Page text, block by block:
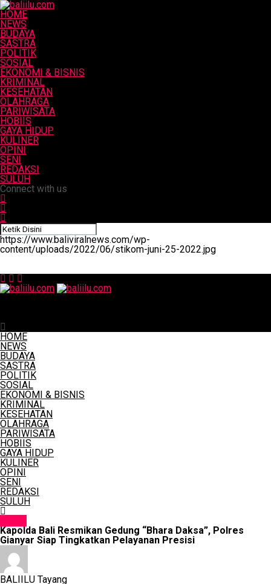
HOME
NEWS
BUDAYA
SASTRA
POLITIK
SOSIAL
EKONOMI & BISNIS
KRIMINAL
KESEHATAN
OLAHRAGA
PARIWISATA
HOBIIS
GAYA HIDUP
KULINER
OPINI
SENI
REDAKSI
SULUH
Connect with us
https://www.baliviralnews.com/wp-
content/uploads/2022/06/stikom-juni-25-2022.jpg
HOME
NEWS
BUDAYA
SASTRA
POLITIK
SOSIAL
EKONOMI & BISNIS
KRIMINAL
KESEHATAN
OLAHRAGA
PARIWISATA
HOBIIS
GAYA HIDUP
KULINER
OPINI
SENI
REDAKSI
SULUH
Kapolda Bali Resmikan Gedung “Bhara Daksa”, Polres
Gianyar Siap Tingkatkan Pelayanan Presisi
BALIILU Tayang